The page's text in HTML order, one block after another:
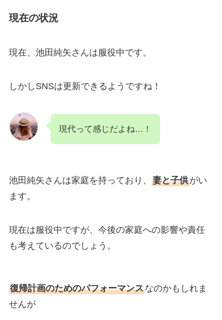
現在の状況
現在、池田純矢さんは服役中です。
しかしSNSは更新できるようですね！
現代って感じだよね…！
池田純矢さんは家庭を持っており、 妻と子供がい
ます。
現在は服役中ですが、今後の家庭への影響や責任
も考えているのでしょう。
復帰計画のためのパフォーマンスなのかもしれま
せんが